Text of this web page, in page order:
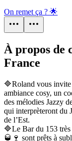
On remet ça ? 🌟
À propos de
France
🔷️Roland vous invite
ambiance cosy, un
des mélodies Jazzy
qui interprèteront du
de l’Est.
🔷️Le Bar du 153 très
🥃🍷 sont prêts à